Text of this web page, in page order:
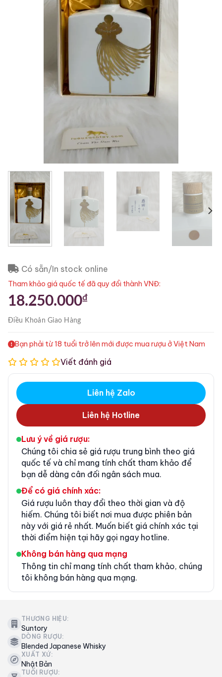
Có sẵn/In stock online
Tham khảo giá quốc tế đã quy đổi thành VNĐ:
18.250.000₫
Điều KhoảnGiao Hàng
Bạn phải từ 18 tuổi trở lên mới được mua rượu ở Việt Nam
Viết đánh giá
Liên hệ Zalo
Liên hệ Hotline
Lưu ý về giá rượu:
Chúng tôi chia sẻ giá rượu trung bình theo giá
quốc tế và chỉ mang tính chất tham khảo để
bạn dễ dàng cân đối ngân sách mua.
Để có giá chính xác:
Giá rượu luôn thay đổi theo thời gian và độ
hiếm. Chúng tôi biết nơi mua được phiên bản
này với giá rẻ nhất. Muốn biết giá chính xác tại
thời điểm hiện tại hãy gọi ngay hotline.
Không bán hàng qua mạng
Thông tin chỉ mang tính chất tham khảo, chúng
tôi không bán hàng qua mạng.
THƯƠNG HIỆU:
Suntory
DÒNG RƯỢU:
Blended Japanese Whisky
XUẤT XỨ:
Nhật Bản
TUỔI RƯỢU: